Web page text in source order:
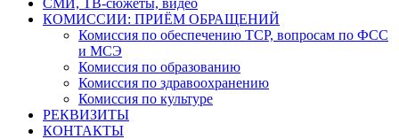
СМИ, ТВ-сюжеты, видео
КОМИССИИ: ПРИЁМ ОБРАЩЕНИЙ
Комиссия по обеспечению ТСР, вопросам по ФСС
и МСЭ
Комиссия по образованию
Комиссия по здравоохранению
Комиссия по культуре
РЕКВИЗИТЫ
КОНТАКТЫ